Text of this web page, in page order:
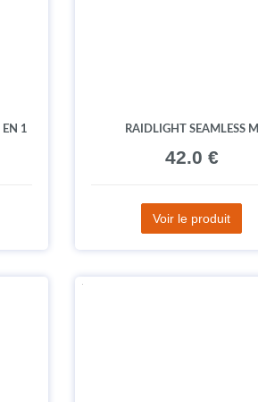
1
RAIDLIGHT SEAMLESS M
42.0 €
Voir le produit